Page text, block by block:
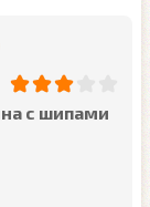
с шипами